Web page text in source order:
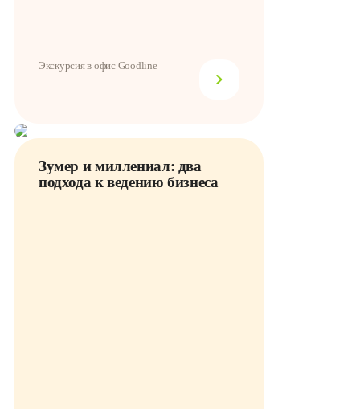
Экскурсия в офис Goodline
Зумер и миллениал: два
подхода к ведению бизнеса